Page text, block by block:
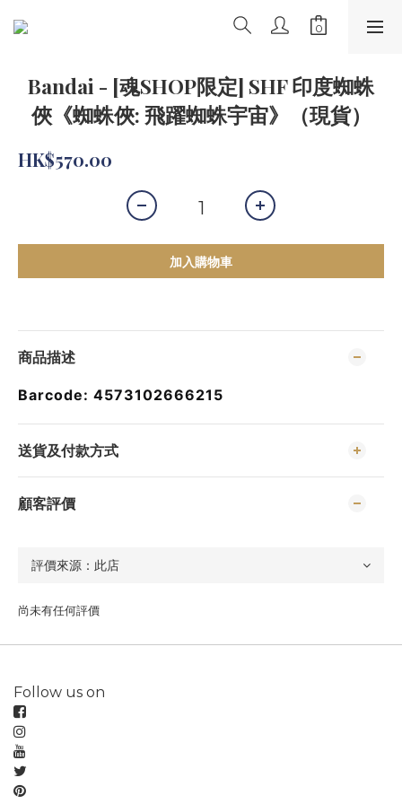
Bandai - [魂SHOP限定] SHF 印度蜘蛛
俠《蜘蛛俠: 飛躍蜘蛛宇宙》（現貨）
HK$570.00
加入購物車
商品描述
Barcode: 4573102666215
送貨及付款方式
顧客評價
尚未有任何評價
Follow us on